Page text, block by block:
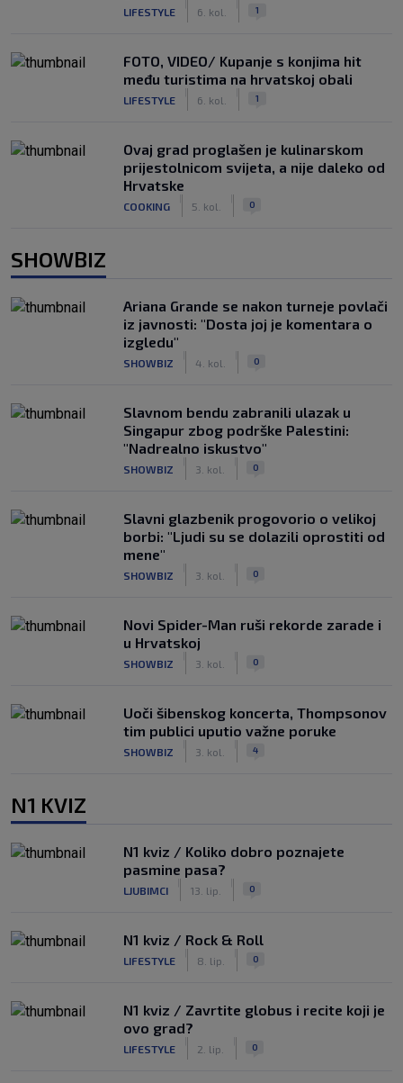
LIFESTYLE 6. kol. 1
FOTO, VIDEO/ Kupanje s konjima hit
među turistima na hrvatskoj obali
LIFESTYLE 6. kol. 1
Ovaj grad proglašen je kulinarskom
prijestolnicom svijeta, a nije daleko od
Hrvatske
COOKING 5. kol. 0
SHOWBIZ
Ariana Grande se nakon turneje povlači
iz javnosti: "Dosta joj je komentara o
izgledu"
SHOWBIZ 4. kol. 0
Slavnom bendu zabranili ulazak u
Singapur zbog podrške Palestini:
"Nadrealno iskustvo"
SHOWBIZ 3. kol. 0
Slavni glazbenik progovorio o velikoj
borbi: "Ljudi su se dolazili oprostiti od
mene"
SHOWBIZ 3. kol. 0
Novi Spider-Man ruši rekorde zarade i
u Hrvatskoj
SHOWBIZ 3. kol. 0
Uoči šibenskog koncerta, Thompsonov
tim publici uputio važne poruke
SHOWBIZ 3. kol. 4
N1 KVIZ
N1 kviz / Koliko dobro poznajete
pasmine pasa?
LJUBIMCI 13. lip. 0
N1 kviz / Rock & Roll
LIFESTYLE 8. lip. 0
N1 kviz / Zavrtite globus i recite koji je
ovo grad?
LIFESTYLE 2. lip. 0